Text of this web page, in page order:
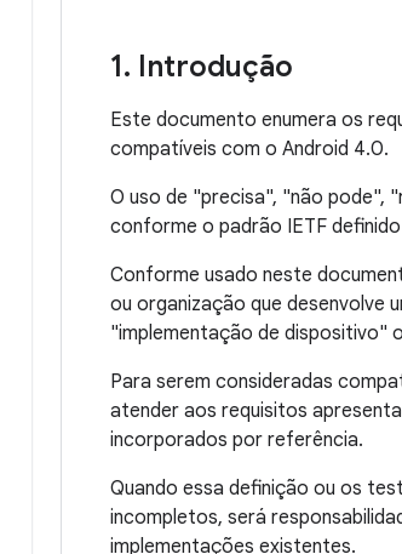
1. Introdução
Este documento enumera os
compatíveis com o Android 4.0.
O uso de "precisa", "não pode",
conforme o padrão IETF definido
Conforme usado neste
ou organização que desenvolve
"implementação de dispositivo"
Para serem consideradas
atender aos requisitos
incorporados por referência.
Quando essa definição ou os
incompletos, será
implementações existentes.